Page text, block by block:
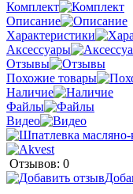
Комплект
Описание
Характеристики
Аксессуары
Отзывы
Похожие товары
Наличие
Файлы
Видео
Отзывов: 0